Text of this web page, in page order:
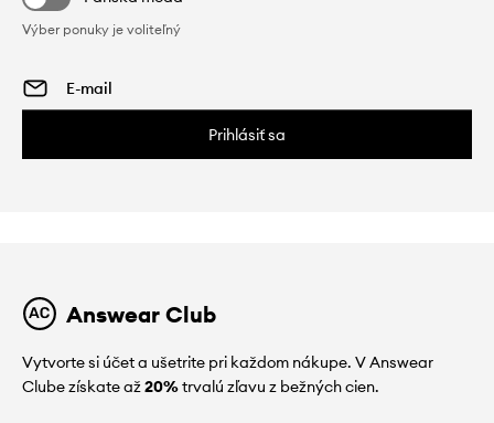
Výber ponuky je voliteľný
Prihlásiť sa
Answear Club
Vytvorte si účet a ušetrite pri každom nákupe. V Answear
Clube získate až20%trvalú zľavu z bežných cien.